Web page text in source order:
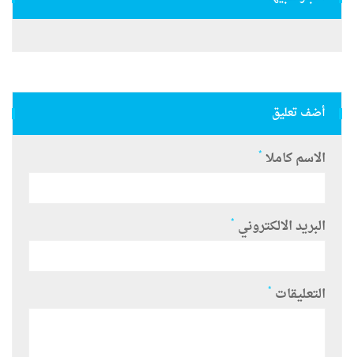
أضف تعليق
الاسم كاملا *
البريد الالكتروني *
التعليقات *